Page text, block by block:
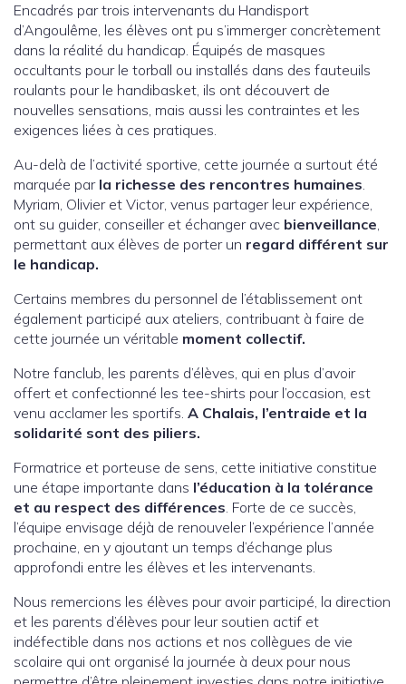
Encadrés par trois intervenants du Handisport
d’Angoulême, les élèves ont pu s’immerger concrètement
dans la réalité du handicap. Équipés de masques
occultants pour le torball ou installés dans des fauteuils
roulants pour le handibasket, ils ont découvert de
nouvelles sensations, mais aussi les contraintes et les
exigences liées à ces pratiques.
Au-delà de l’activité sportive, cette journée a surtout été
marquée par la richesse des rencontres humaines.
Myriam, Olivier et Victor, venus partager leur expérience,
ont su guider, conseiller et échanger avec bienveillance,
permettant aux élèves de porter un regard différent sur
le handicap.
Certains membres du personnel de l’établissement ont
également participé aux ateliers, contribuant à faire de
cette journée un véritable moment collectif.
Notre fanclub, les parents d’élèves, qui en plus d’avoir
offert et confectionné les tee-shirts pour l’occasion, est
venu acclamer les sportifs. A Chalais, l’entraide et la
solidarité sont des piliers.
Formatrice et porteuse de sens, cette initiative constitue
une étape importante dans l’éducation à la tolérance
et au respect des différences. Forte de ce succès,
l’équipe envisage déjà de renouveler l’expérience l’année
prochaine, en y ajoutant un temps d’échange plus
approfondi entre les élèves et les intervenants.
Nous remercions les élèves pour avoir participé, la direction
et les parents d’élèves pour leur soutien actif et
indéfectible dans nos actions et nos collègues de vie
scolaire qui ont organisé la journée à deux pour nous